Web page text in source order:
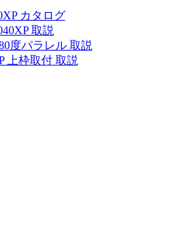
カタログ
取説
度パラレル 取説
上枠取付 取説